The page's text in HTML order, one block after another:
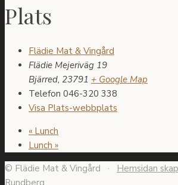
Plats
Flädie Mat & Vingård
Flädie Mejeriväg 19
Bjärred, 23791 + Google Map
Telefon 046-320 338
Visa Plats-webbplats
« Lunch
Lunch »
© Flädie Mat & Vingård · Hemsidan